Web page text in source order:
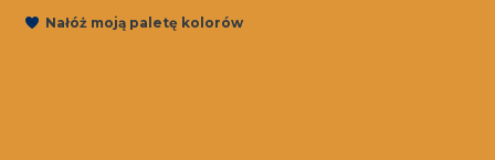
Nałóż moją paletę kolorów